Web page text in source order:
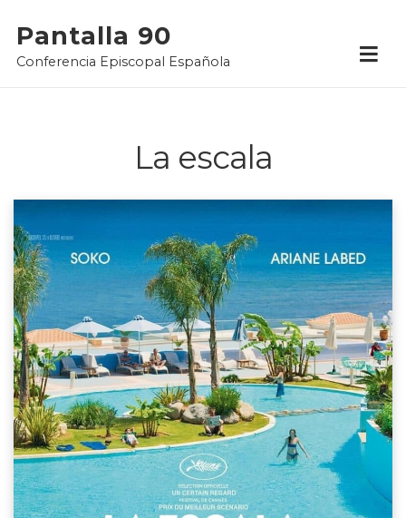
content
Pantalla 90
Conferencia Episcopal Española
La escala